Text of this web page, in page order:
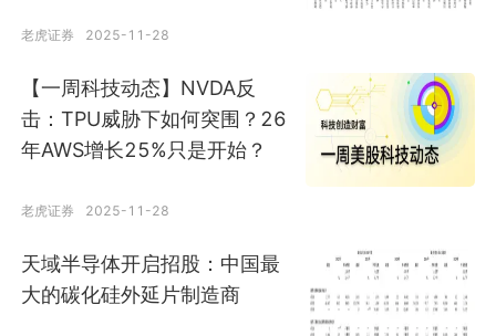
老虎证券 2025-11-28
【一周科技动态】NVDA反
击：TPU威胁下如何突围？26
年AWS增长25%只是开始？
老虎证券 2025-11-28
天域半导体开启招股：中国最
大的碳化硅外延片制造商